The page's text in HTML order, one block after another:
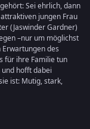
Sei ehrlich, dann
jungen Frau
(Jaswinder Gardner)
–nur um möglichst
des
für ihre Familie tun
hofft dabei
ist: Mutig, stark,